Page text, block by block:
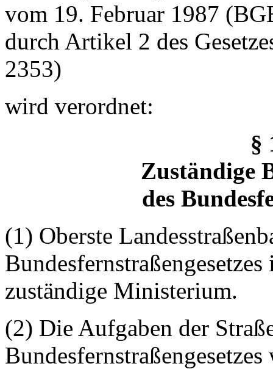
vom 19. Februar 1987
durch Artikel 2 des
2353)
wird verordnet:
§
Zuständige
des
(1) Oberste
zuständige Ministerium.
(2) Die Aufgaben der